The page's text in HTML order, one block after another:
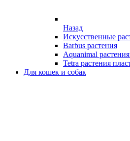
Назад
Искусственные
Barbus растения
Aquanimal
Tetra растения
Для кошек и собак